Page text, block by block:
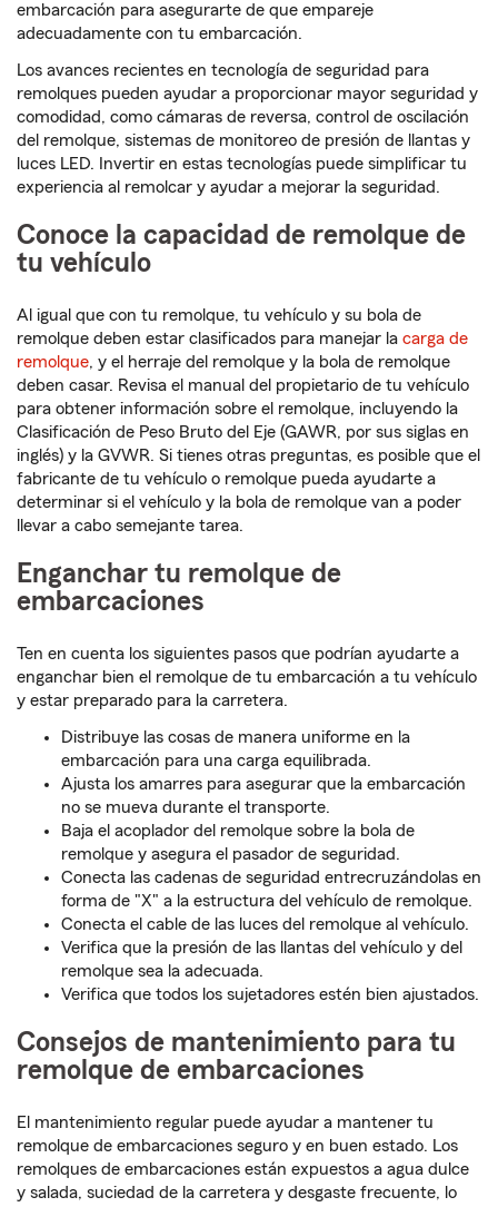
embarcación para asegurarte de que empareje
adecuadamente con tu embarcación.
Los avances recientes en tecnología de seguridad para
remolques pueden ayudar a proporcionar mayor seguridad y
comodidad, como cámaras de reversa, control de oscilación
del remolque, sistemas de monitoreo de presión de llantas y
luces LED. Invertir en estas tecnologías puede simplificar tu
experiencia al remolcar y ayudar a mejorar la seguridad.
Conoce la capacidad de remolque de
tu vehículo
Al igual que con tu remolque, tu vehículo y su bola de
remolque deben estar clasificados para manejar la carga de
remolque, y el herraje del remolque y la bola de remolque
deben casar. Revisa el manual del propietario de tu vehículo
para obtener información sobre el remolque, incluyendo la
Clasificación de Peso Bruto del Eje (GAWR, por sus siglas en
inglés) y la GVWR. Si tienes otras preguntas, es posible que el
fabricante de tu vehículo o remolque pueda ayudarte a
determinar si el vehículo y la bola de remolque van a poder
llevar a cabo semejante tarea.
Enganchar tu remolque de
embarcaciones
Ten en cuenta los siguientes pasos que podrían ayudarte a
enganchar bien el remolque de tu embarcación a tu vehículo
y estar preparado para la carretera.
Distribuye las cosas de manera uniforme en la
embarcación para una carga equilibrada.
Ajusta los amarres para asegurar que la embarcación
no se mueva durante el transporte.
Baja el acoplador del remolque sobre la bola de
remolque y asegura el pasador de seguridad.
Conecta las cadenas de seguridad entrecruzándolas en
forma de "X" a la estructura del vehículo de remolque.
Conecta el cable de las luces del remolque al vehículo.
Verifica que la presión de las llantas del vehículo y del
remolque sea la adecuada.
Verifica que todos los sujetadores estén bien ajustados.
Consejos de mantenimiento para tu
remolque de embarcaciones
El mantenimiento regular puede ayudar a mantener tu
remolque de embarcaciones seguro y en buen estado. Los
remolques de embarcaciones están expuestos a agua dulce
y salada, suciedad de la carretera y desgaste frecuente, lo